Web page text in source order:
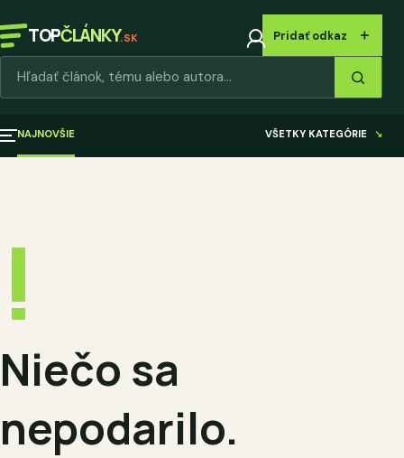
TOPČLÁNKY.SK Pridať odkaz ＋
NAJNOVŠIE VŠETKY KATEGÓRIE ↘
!
Niečo sa
nepodarilo.